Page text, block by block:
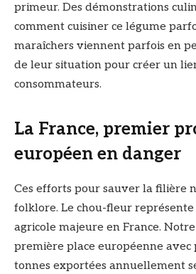
primeur. Des démonstrations
comment cuisiner ce légume
maraîchers viennent parfois en
de leur situation pour créer un
consommateurs.
La France, premier
européen en danger
Ces efforts pour sauver la filière
folklore. Le chou-fleur
agricole majeure en France.
première place européenne avec
tonnes exportées annuellement